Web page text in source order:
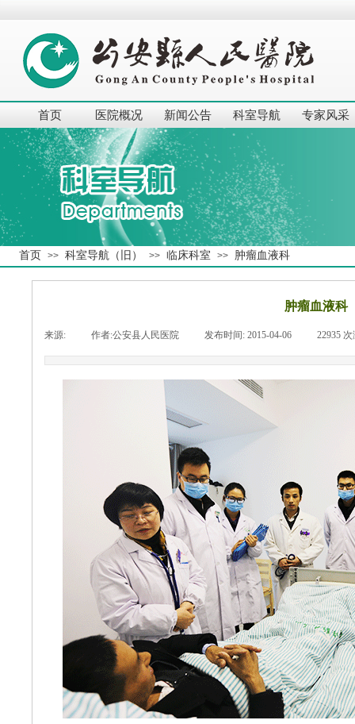
首页 医院概况 新闻公告 科室导航 专家风采
首页 >> 科室导航（旧） >> 临床科室 >> 肿瘤血液科
肿瘤血液科
来源: 作者:公安县人民医院 发布时间: 2015-04-06 22935 次